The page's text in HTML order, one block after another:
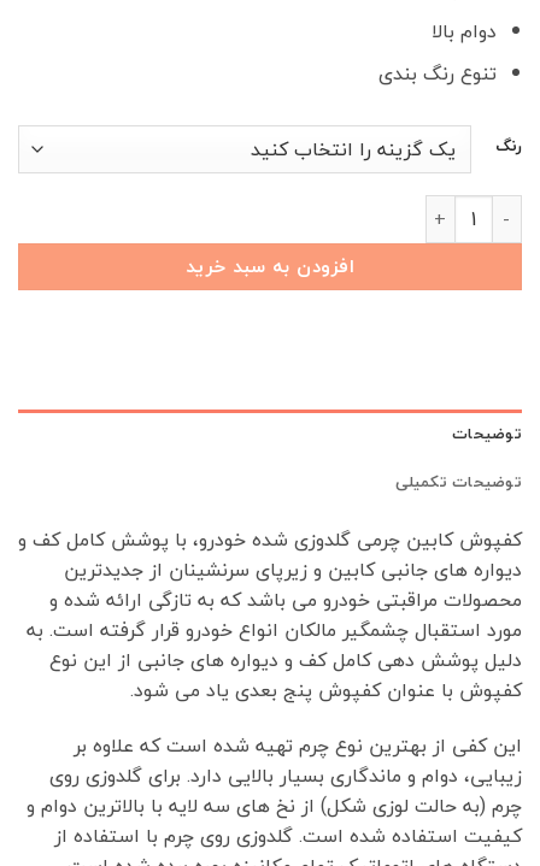
دوام بالا
تنوع رنگ بندی
رنگ
کفپوش کابین گلدوزی ۵ بعدی آریزو 6 جی تی عدد
افزودن به سبد خرید
توضیحات
توضیحات تکمیلی
کفپوش کابین چرمی گلدوزی شده خودرو، با پوشش کامل کف و
دیواره های جانبی کابین و زیرپای سرنشینان از جدیدترین
محصولات مراقبتی خودرو می باشد که به تازگی ارائه شده و
مورد استقبال چشمگیر مالکان انواع خودرو قرار گرفته است. به
دلیل پوشش دهی کامل کف و دیواره های جانبی از این نوع
کفپوش با عنوان کفپوش پنج بعدی یاد می شود.
این کفی از بهترین نوع چرم تهیه شده است که علاوه بر
زیبایی، دوام و ماندگاری بسیار بالایی دارد. برای گلدوزی روی
چرم (به حالت لوزی شکل) از نخ های سه لایه با بالاترین دوام و
کیفیت استفاده شده است. گلدوزی روی چرم با استفاده از